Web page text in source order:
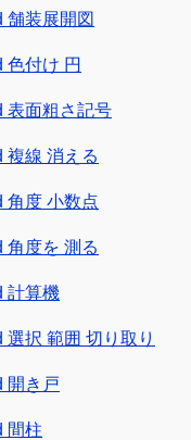
舗装展開図
色付け 円
表面粗さ記号
複線 消える
角度 小数点
角度を 測る
計算機
選択 範囲 切り取り
開き戸
間柱